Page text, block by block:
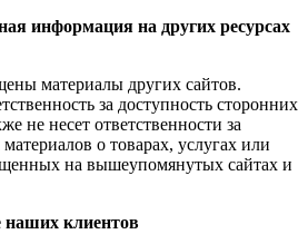
информация на других ресурсах
материалы других сайтов.
за доступность сторонних
не несет ответственности за
о товарах, услугах или
на вышеупомянутых сайтах и
клиентов